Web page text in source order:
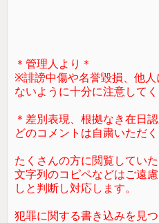
＊管理人より＊
※誹謗中傷や名誉毀損、他
ないように十分に注意して
＊差別表現、根拠なき在日
どのコメントは自粛いただ
たくさんの方に閲覧してい
文字列のコピペなどはご遠
しと判断し対応します。
犯罪に関する書き込みを見